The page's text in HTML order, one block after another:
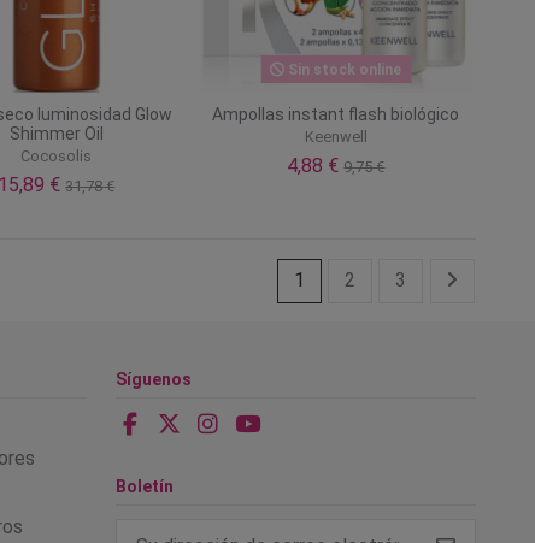
luminosidad Glow
Shimmer Oil
Cocosolis
15,89 €31,78 €
Sin stock online
Ampollas instant flash biológico
Keenwell
4,88 €9,75 €
1 2 3
Síguenos
Boletín